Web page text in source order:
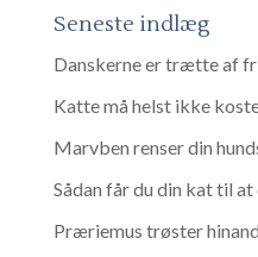
Seneste indlæg
Danskerne er trætte af
Katte må helst ikke
Marvben renser din
Sådan får du din kat til
Præriemus trøster